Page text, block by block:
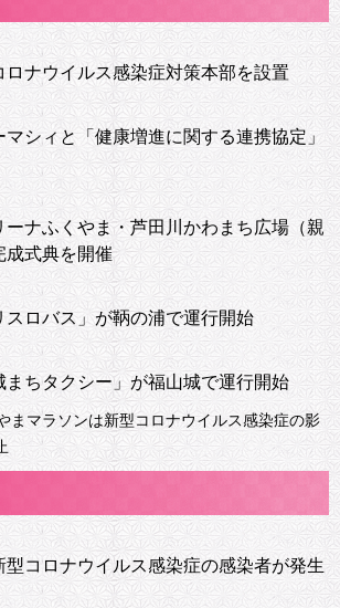
ロナウイルス感染症対策本部を設置
マシィと「健康増進に関する連携協定」
ーナふくやま・芦田川かわまち広場（親
成式典を開催
スロバス」が鞆の浦で運行開始
まちタクシー」が福山城で運行開始
まマラソンは新型コロナウイルス感染症の影
型コロナウイルス感染症の感染者が発生